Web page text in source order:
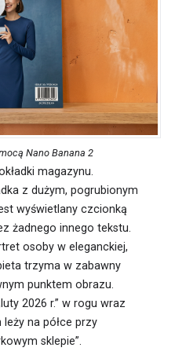
Nano Banana 2
magazynu.
z dużym, pogrubionym
wyświetlany czcionką
żadnego innego tekstu.
osoby w eleganckiej,
trzyma w zabawny
punktem obrazu.
2026 r.” w rogu wraz
na półce przy
sklepie”.